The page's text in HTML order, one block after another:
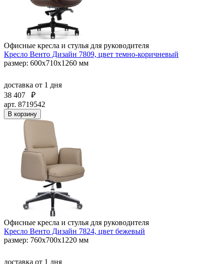
Офисные кресла и стулья для руководителя
Кресло Венто Дизайн 7809, цвет темно-коричневый
размер: 600х710х1260 мм
доставка от 1 дня
38 407
₽
арт. 8719542
В корзину
Офисные кресла и стулья для руководителя
Кресло Венто Дизайн 7824, цвет бежевый
размер: 760х700х1220 мм
доставка от 1 дня